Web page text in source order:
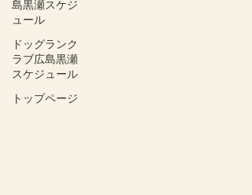
島黒瀬スケジ
ュール
ドッグランク
ラブ広島黒瀬
スケジュール
トップページ